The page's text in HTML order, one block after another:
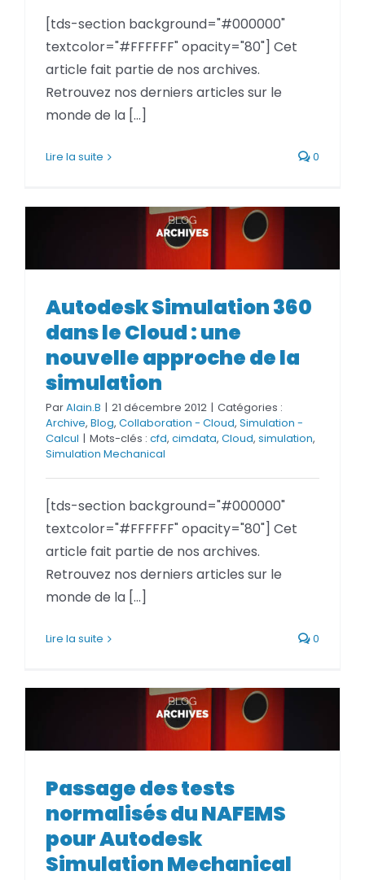
[tds-section background="#000000"
textcolor="#FFFFFF" opacity="80"] Cet
article fait partie de nos archives.
Retrouvez nos derniers articles sur le
monde de la [...]
Lire la suite 0
Cloud : une nouvelle approche
de la simulation
Autodesk Simulation 360
dans le Cloud : une
nouvelle approche de la
simulation
ParAlain.B | 21 décembre 2012 | Catégories :
Archive, Blog, Collaboration - Cloud, Simulation -
Calcul | Mots-clés : cfd, cimdata, Cloud, simulation,
Simulation Mechanical
[tds-section background="#000000"
textcolor="#FFFFFF" opacity="80"] Cet
article fait partie de nos archives.
Retrouvez nos derniers articles sur le
monde de la [...]
Lire la suite 0
du NAFEMS pour Autodesk
Simulation Mechanical
Passage des tests
normalisés du NAFEMS
pour Autodesk
Simulation Mechanical